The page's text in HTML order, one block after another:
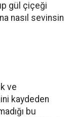
gül çiçeği
nasıl sevinsin
ve
kaydeden
bu